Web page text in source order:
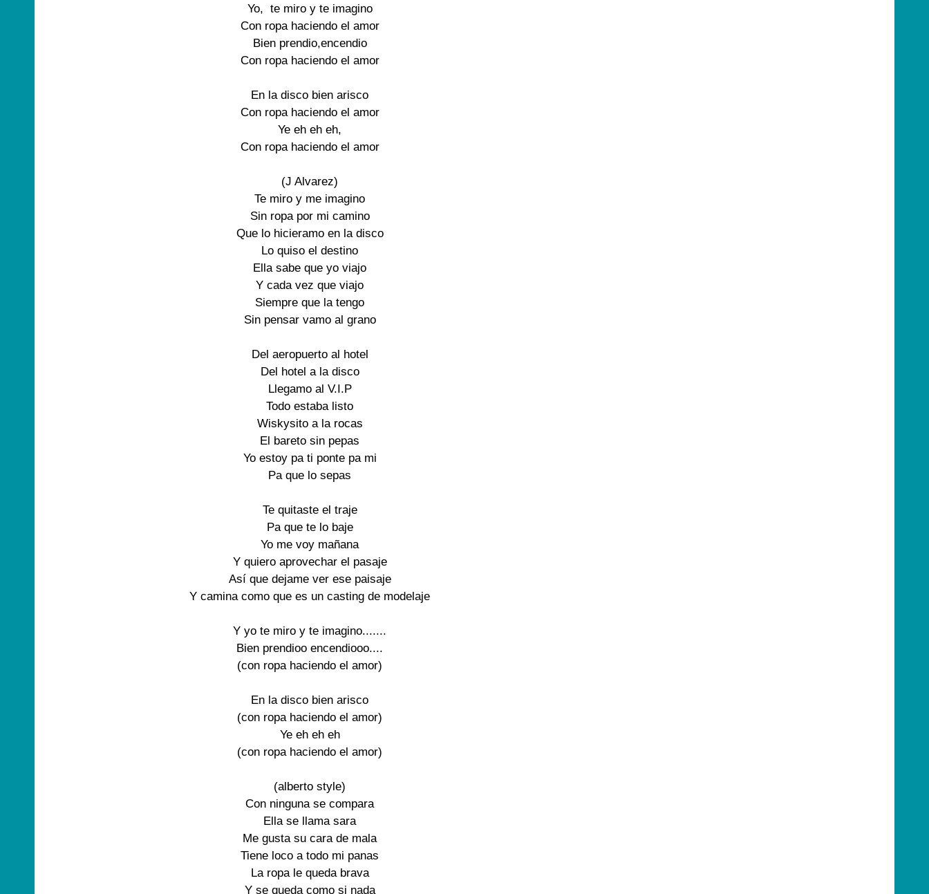
Yo,  te miro y te imagino
Con ropa haciendo el amor
Bien prendio,encendio
Con ropa haciendo el amor
En la disco bien arisco
Con ropa haciendo el amor
Ye eh eh eh,
Con ropa haciendo el amor
(J Alvarez)
Te miro y me imagino
Sin ropa por mi camino
Que lo hicieramo en la disco
Lo quiso el destino
Ella sabe que yo viajo
Y cada vez que viajo
Siempre que la tengo
Sin pensar vamo al grano
Del aeropuerto al hotel
Del hotel a la disco
Llegamo al V.I.P
Todo estaba listo
Wiskysito a la rocas
El bareto sin pepas
Yo estoy pa ti ponte pa mi
Pa que lo sepas
Te quitaste el traje
Pa que te lo baje
Yo me voy mañana
Y quiero aprovechar el pasaje
Así que dejame ver ese paisaje
Y camina como que es un casting de modelaje
Y yo te miro y te imagino.......
Bien prendioo encendiooo....
(con ropa haciendo el amor)
En la disco bien arisco
(con ropa haciendo el amor)
Ye eh eh eh
(con ropa haciendo el amor)
(alberto style)
Con ninguna se compara
Ella se llama sara
Me gusta su cara de mala
Tiene loco a todo mi panas
La ropa le queda brava
Y se queda como si nada